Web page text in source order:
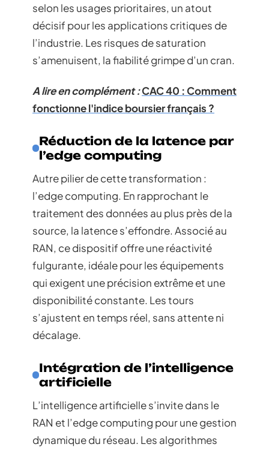
selon les usages prioritaires, un atout
décisif pour les applications critiques de
l’industrie. Les risques de saturation
s’amenuisent, la fiabilité grimpe d’un cran.
A lire en complément :CAC 40 : Comment
fonctionne l'indice boursier français ?
Réduction de la latence par
l’edge computing
Autre pilier de cette transformation :
l’edge computing. En rapprochant le
traitement des données au plus près de la
source, la latence s’effondre. Associé au
RAN, ce dispositif offre une réactivité
fulgurante, idéale pour les équipements
qui exigent une précision extrême et une
disponibilité constante. Les tours
s’ajustent en temps réel, sans attente ni
décalage.
Intégration de l’intelligence
artificielle
L’intelligence artificielle s’invite dans le
RAN et l’edge computing pour une gestion
dynamique du réseau. Les algorithmes